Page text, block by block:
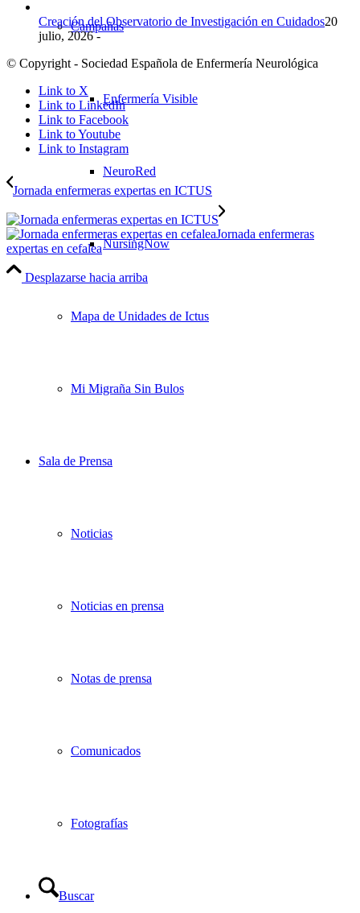
Campañas
Enfermería Visible
NeuroRed
NursingNow
Mapa de Unidades de Ictus
Mi Migraña Sin Bulos
Sala de Prensa
Noticias
Noticias en prensa
Notas de prensa
Comunicados
Fotografías
Buscar
Creación del Observatorio de Investigación en Cuidados20
julio, 2026 -
© Copyright - Sociedad Española de Enfermería Neurológica
Link to X
Link to LinkedIn
Link to Facebook
Link to Youtube
Link to Instagram
Jornada enfermeras expertas en ICTUS
Jornada enfermeras
expertas en cefalea
Desplazarse hacia arriba